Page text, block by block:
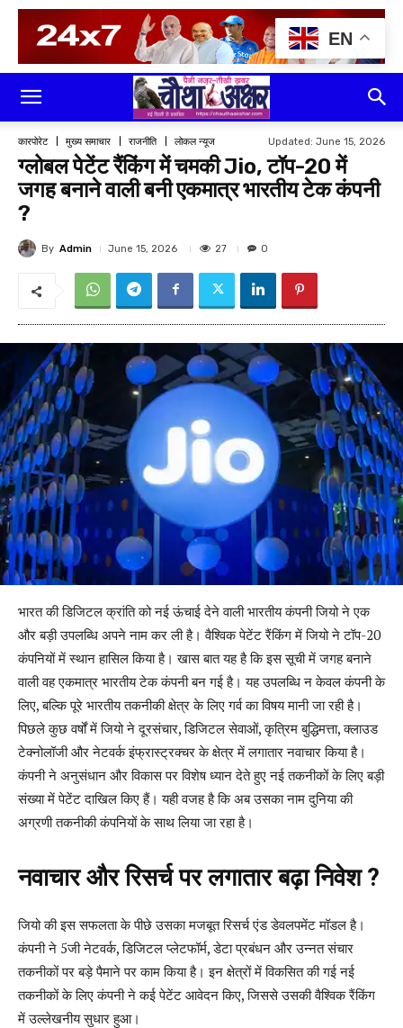
कारपोरेट मुख्य समाचार राजनीति लोकल न्यूज Updated: June 15, 2026
ग्लोबल पेटेंट रैंकिंग में चमकी Jio, टॉप-20 में
जगह बनाने वाली बनी एकमात्र भारतीय टेक कंपनी
?
By Admin June 15, 2026 27 0
भारत की डिजिटल क्रांति को नई ऊंचाई देने वाली भारतीय कंपनी जियो ने एक
और बड़ी उपलब्धि अपने नाम कर ली है। वैश्विक पेटेंट रैंकिंग में जियो ने टॉप-20
कंपनियों में स्थान हासिल किया है। खास बात यह है कि इस सूची में जगह बनाने
वाली वह एकमात्र भारतीय टेक कंपनी बन गई है। यह उपलब्धि न केवल कंपनी के
लिए, बल्कि पूरे भारतीय तकनीकी क्षेत्र के लिए गर्व का विषय मानी जा रही है।
पिछले कुछ वर्षों में जियो ने दूरसंचार, डिजिटल सेवाओं, कृत्रिम बुद्धिमत्ता, क्लाउड
टेक्नोलॉजी और नेटवर्क इंफ्रास्ट्रक्चर के क्षेत्र में लगातार नवाचार किया है।
कंपनी ने अनुसंधान और विकास पर विशेष ध्यान देते हुए नई तकनीकों के लिए बड़ी
संख्या में पेटेंट दाखिल किए हैं। यही वजह है कि अब उसका नाम दुनिया की
अग्रणी तकनीकी कंपनियों के साथ लिया जा रहा है।
नवाचार और रिसर्च पर लगातार बढ़ा निवेश ?
जियो की इस सफलता के पीछे उसका मजबूत रिसर्च एंड डेवलपमेंट मॉडल है।
कंपनी ने 5जी नेटवर्क, डिजिटल प्लेटफॉर्म, डेटा प्रबंधन और उन्नत संचार
तकनीकों पर बड़े पैमाने पर काम किया है। इन क्षेत्रों में विकसित की गई नई
तकनीकों के लिए कंपनी ने कई पेटेंट आवेदन किए, जिससे उसकी वैश्विक रैंकिंग
में उल्लेखनीय सुधार हुआ।
EN